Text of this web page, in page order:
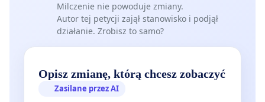
Milczenie nie powoduje zmiany.
Autor tej petycji zajął stanowisko i podjął
działanie. Zrobisz to samo?
Opisz zmianę, którą chcesz zobaczyć
Zasilane przez AI